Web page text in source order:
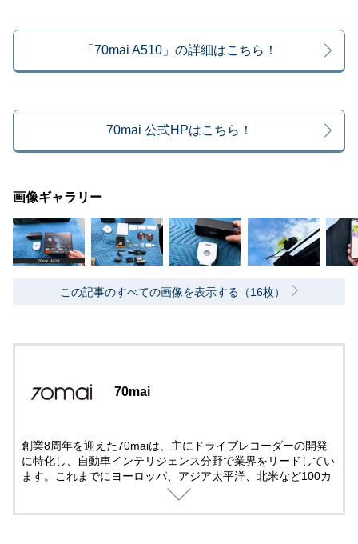
「70mai A510」の詳細はこちら！
70mai 公式HPはこちら！
画像ギャラリー
この記事のすべての画像を表示する（16枚）
70mai
創業8周年を迎えた70maiは、主にドライブレコーダーの開発
に特化し、自動車インテリジェンス分野で業界をリードしてい
ます。これまでにヨーロッパ、アジア太平洋、北米など100カ
国以上で幅広い支持を受け、ユーザー数が500万人を超えまし